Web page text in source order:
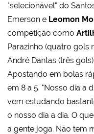
"selecionável" do
Emerson e Leomon
competição como
Parazinho (quatro gols
André Dantas (três
Apostando em bolas
em 8 a 5. "Nosso dia a
vem estudando
o nosso dia a dia. O
a gente joga. Não tem